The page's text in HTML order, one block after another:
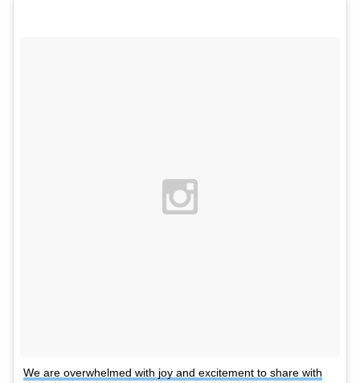
We are overwhelmed with joy and excitement to share with